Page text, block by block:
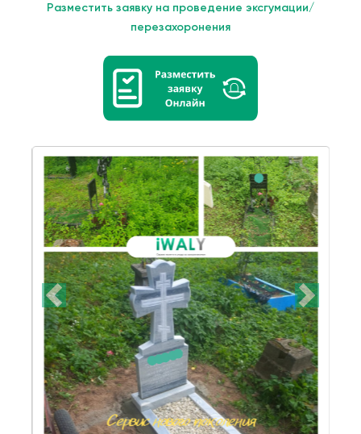
Разместить заявку на проведение эксгумации/
перезахоронения